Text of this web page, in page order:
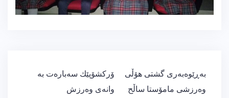
ڕێدۆزیی
بابەت
ۆركشۆپێك سەبارەت بە
وانەی وەرزش
بەڕێوەبەری گشتی هۆڵی
وەرزشی مامۆستا ساڵح